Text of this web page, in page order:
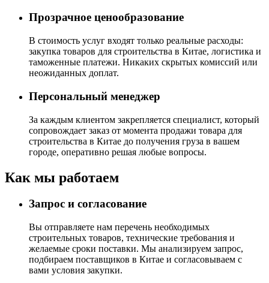
Прозрачное ценообразование
В стоимость услуг входят только реальные расходы:
закупка товаров для строительства в Китае, логистика и
таможенные платежи. Никаких скрытых комиссий или
неожиданных доплат.
Персональный менеджер
За каждым клиентом закрепляется специалист, который
сопровождает заказ от момента продажи товара для
строительства в Китае до получения груза в вашем
городе, оперативно решая любые вопросы.
Как мы работаем
Запрос и согласование
Вы отправляете нам перечень необходимых
строительных товаров, технические требования и
желаемые сроки поставки. Мы анализируем запрос,
подбираем поставщиков в Китае и согласовываем с
вами условия закупки.